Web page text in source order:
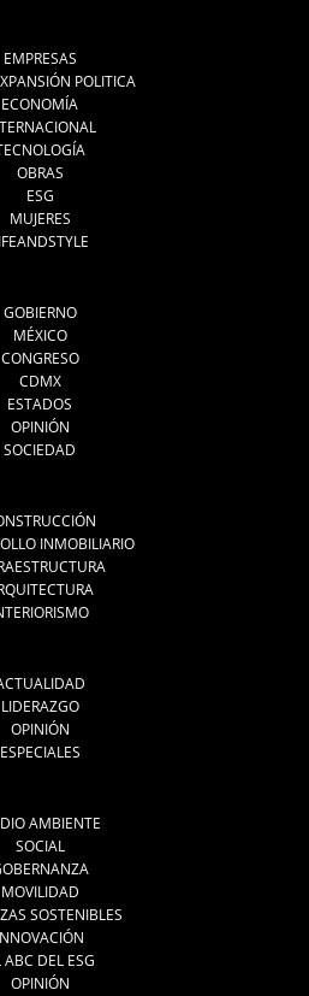
EMPRESAS
POLITICA
ECONOMÍA
OBRAS
ESG
MUJERES
GOBIERNO
MÉXICO
CONGRESO
CDMX
ESTADOS
OPINIÓN
SOCIEDAD
INMOBILIARIO
LIDERAZGO
OPINIÓN
ESPECIALES
AMBIENTE
SOCIAL
MOVILIDAD
SOSTENIBLES
ABC DEL ESG
OPINIÓN